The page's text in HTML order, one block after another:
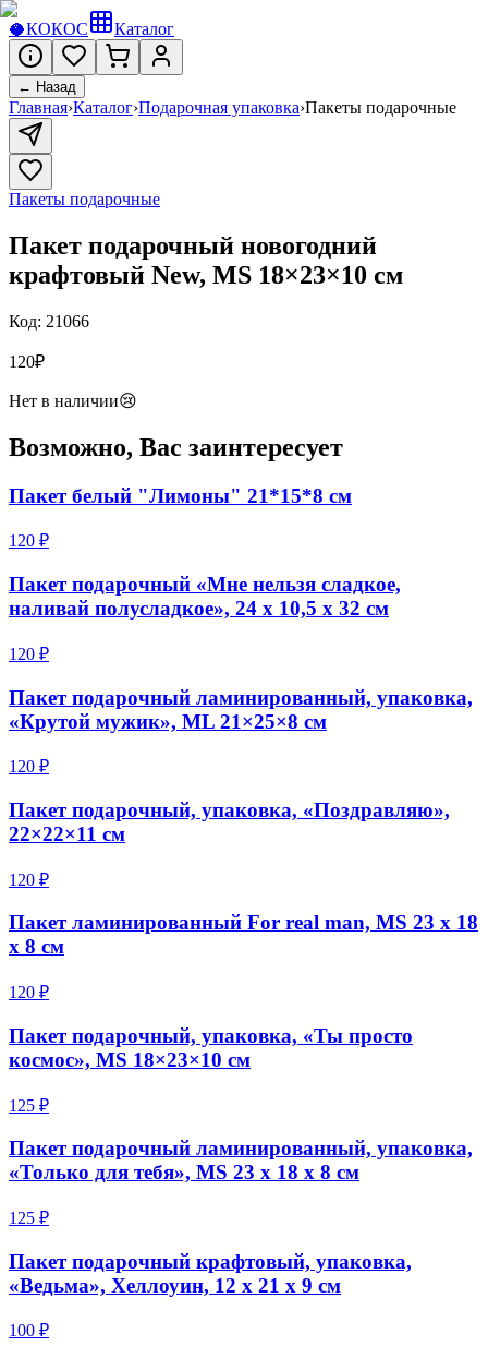
🥥КОКОС Каталог
← Назад
Главная›Каталог›Подарочная упаковка›Пакеты подарочные
Пакеты подарочные
Пакет подарочный новогодний
крафтовый New, MS 18×23×10 см
Код: 21066
120₽
Нет в наличии😢
Возможно, Вас заинтересует
Пакет белый "Лимоны" 21*15*8 см
120 ₽
Пакет подарочный «Мне нельзя сладкое,
наливай полусладкое», 24 х 10,5 х 32 см
120 ₽
Пакет подарочный ламинированный, упаковка,
«Крутой мужик», ML 21×25×8 см
120 ₽
Пакет подарочный, упаковка, «Поздравляю»,
22×22×11 см
120 ₽
Пакет ламинированный For real man, MS 23 х 18
х 8 см
120 ₽
Пакет подарочный, упаковка, «Ты просто
космос», MS 18×23×10 см
125 ₽
Пакет подарочный ламинированный, упаковка,
«Только для тебя», MS 23 х 18 х 8 см
125 ₽
Пакет подарочный крафтовый, упаковка,
«Ведьма», Хеллоуин, 12 х 21 х 9 см
100 ₽